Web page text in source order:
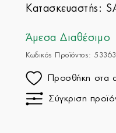
Κατασκευαστής:
Άμεσα Διαθέσιμο
Κωδικός Προϊόντος:
Προσθήκη στα
Σύγκριση